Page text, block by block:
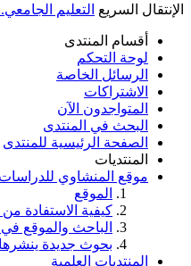
الإنتقال السريع التعليم
أقسام المنتدى
لوحة التحكم
الرسائل الخاصة
الاشتراكات
المتواجدون الآن
البحث في المنتدى
الصفحة الرئيسية للمنتدى
المنتديات
موقع المنشاوي
الموقع
كيفية الاستفادة من
الباحث والموقع
بحوث جديدة
المنتديات العلمية